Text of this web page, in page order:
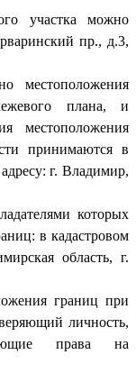
участка можно
пр., д.3,
местоположения
плана, и
местоположения
принимаются в
г. Владимир,
которых
в кадастровом
область, г.
границ при
личность,
права на